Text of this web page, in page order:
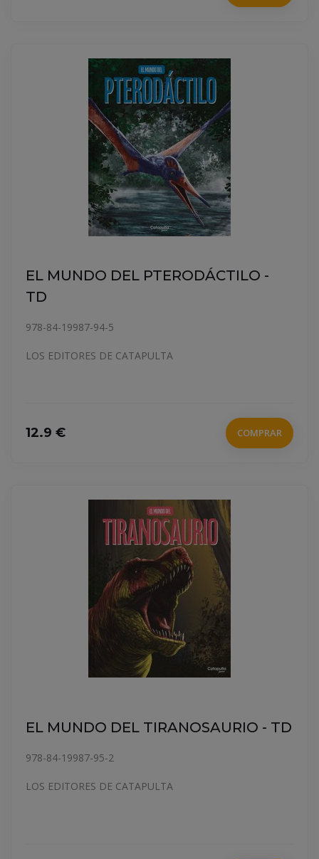
EL MUNDO DEL PTERODÁCTILO -
TD
978-84-19987-94-5
LOS EDITORES DE CATAPULTA
12.9 € COMPRAR
EL MUNDO DEL TIRANOSAURIO - TD
978-84-19987-95-2
LOS EDITORES DE CATAPULTA